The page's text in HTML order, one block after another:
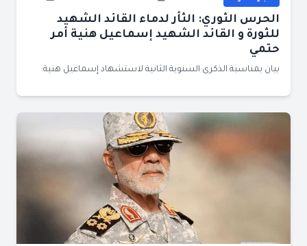
الحرس الثوري: الثأر لدماء القائد الشهيد
للثورة و القائد الشهيد إسماعيل هنية أمر
حتمي
بيان بمناسبة الذكرى السنوية الثانية لاستشهاد إسماعيل هنية: